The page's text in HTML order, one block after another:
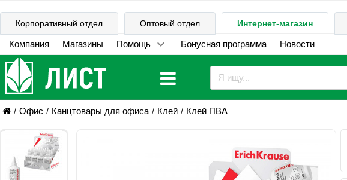
Корпоративный отдел Оптовый отдел Интернет-магазин
Компания Магазины Помощь Бонусная программа Новости
Офис Канцтовары для офиса Клей Клей ПВА